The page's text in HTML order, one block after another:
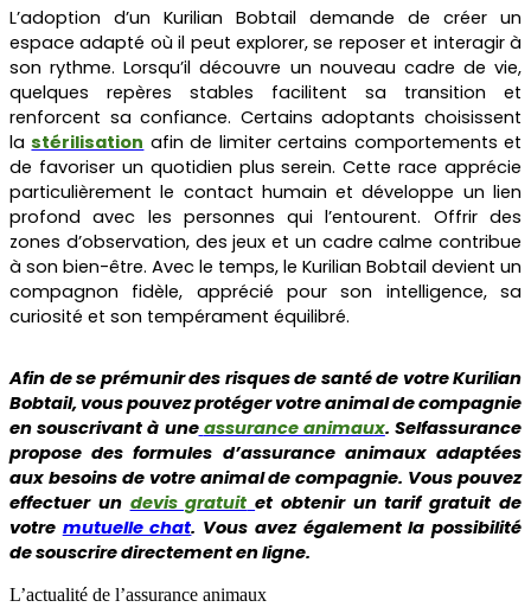
L’adoption d’un Kurilian Bobtail demande de créer un
espace adapté où il peut explorer, se reposer et interagir à
son rythme. Lorsqu’il découvre un nouveau cadre de vie,
quelques repères stables facilitent sa transition et
renforcent sa confiance. Certains adoptants choisissent
la stérilisation afin de limiter certains comportements et
de favoriser un quotidien plus serein. Cette race apprécie
particulièrement le contact humain et développe un lien
profond avec les personnes qui l’entourent. Offrir des
zones d’observation, des jeux et un cadre calme contribue
à son bien-être. Avec le temps, le Kurilian Bobtail devient un
compagnon fidèle, apprécié pour son intelligence, sa
curiosité et son tempérament équilibré.
Afin de se prémunir des risques de santé de votreKurilian
Bobtail, vous pouvez protéger votre animal de compagnie
en souscrivant à une assurance animaux.Selfassurance
propose des formules d’assurance animaux adaptées
aux besoins de votre animal de compagnie. Vous pouvez
effectuer un devis gratuit et obtenir un tarif gratuit de
votre mutuelle chat. Vous avez également la possibilité
de souscrire directement en ligne.
L’actualité de l’assurance animaux